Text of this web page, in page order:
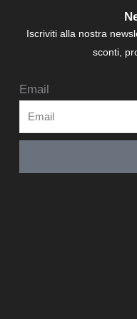
Iscriviti alla nostra
sconti,
Email